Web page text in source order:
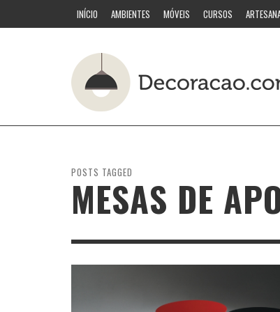
INÍCIO AMBIENTES MÓVEIS CURSOS
POSTS TAGGED
MESAS DE